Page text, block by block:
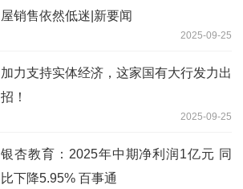
屋销售依然低迷|新要闻
2025-09-25
加力支持实体经济，这家国有大行发力出
招！
2025-09-25
银杏教育：2025年中期净利润1亿元 同
比下降5.95% 百事通